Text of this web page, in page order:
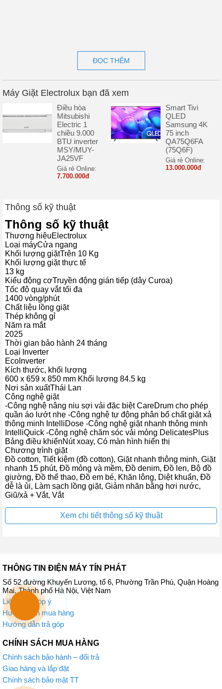
ĐỌC THÊM
Máy Giặt Electrolux bạn đã xem
Điều hòa
Mitsubishi
Electric 1
chiều 9.000
BTU inverter
MSY/MUY-
JA25VF
Giá rẻ Online:
7.700.000đ
Smart Tivi
QLED
Samsung 4K
75 inch
QA75Q6FA
(75Q6F)
Giá rẻ Online:
13.000.000đ
Thông số kỹ thuật
Thông số kỹ thuật
Thương hiệuElectrolux
Loại máyCửa ngang
Khối lượng giặtTrên 10 Kg
Khối lượng giặt thực tế
13 kg
Kiểu động cơTruyền động gián tiếp (dây Curoa)
Tốc độ quay vắt tối đa
1400 vòng/phút
Chất liệu lồng giặt
Thép không gỉ
Năm ra mắt
2025
Thời gian bảo hành 24 tháng
Loại Inverter
EcoInverter
Kích thước, khối lượng
600 x 659 x 850 mm Khối lượng 84.5 kg
Nơi sản xuấtThái Lan
Công nghệ giặt
-Công nghệ nâng niu sợi vải đặc biệt CareDrum cho phép
quần áo lướt nhẹ -Công nghệ tự động phân bổ chất giặt xả
thông minh IntelliDose -Công nghệ giặt nhanh thông minh
IntelliQuick -Công nghệ chăm sóc vải mỏng DelicatesPlus
Bảng điều khiểnNút xoay, Có màn hình hiển thị
Chương trình giặt
Đồ cotton, Tiết kiệm (đồ cotton), Giặt nhanh thông minh, Giặt
nhanh 15 phút, Đồ mỏng và mềm, Đồ denim, Đồ len, Bộ đồ
giường, Đồ thể thao, Đồ em bé, Khăn lông, Diệt khuẩn, Đồ
dễ là ủi, Làm sạch lồng giặt, Giảm nhăn bằng hơi nước,
Giũ/xả + Vắt, Vắt
Xem chi tiết thông số kỹ thuật
THÔNG TIN ĐIỆN MÁY TÍN PHÁT
Số 52 đường Khuyến Lương, tổ 6, Phường Trần Phú, Quận Hoàng
Mai, Thành phố Hà Nội, Việt Nam
Liên hệ – góp ý
Hướng dẫn mua hàng
Hướng dẫn trả góp
CHÍNH SÁCH MUA HÀNG
Chính sách bảo hành – đổi trả
Giao hàng và lắp đặt
Chính sách bảo mật TT